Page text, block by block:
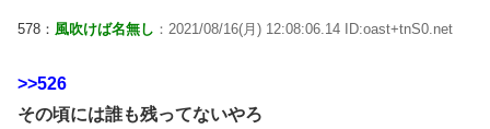
578： 風吹けば名無し ：2021/08/16(月) 12:08:06.14 ID:oast+tnS0.net
>>526
その頃には誰も残ってないやろ